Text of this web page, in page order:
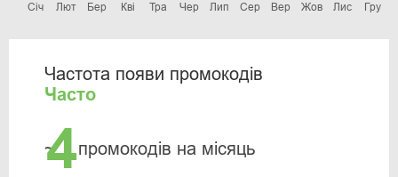
Січ Лют Бер Кві Тра Чер Лип Сер Вер Жов Лис Гру
Частота появи промокодів
Часто
~
4промокодів на місяць